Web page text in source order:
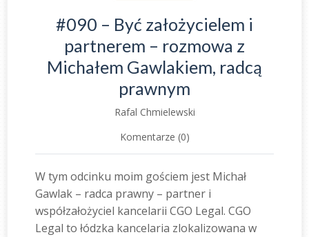
#090 – Być założycielem i
partnerem – rozmowa z
Michałem Gawlakiem, radcą
prawnym
Rafal Chmielewski
Komentarze (0)
W tym odcinku moim gościem jest Michał
Gawlak – radca prawny – partner i
współzałożyciel kancelarii CGO Legal. CGO
Legal to łódzka kancelaria zlokalizowana w